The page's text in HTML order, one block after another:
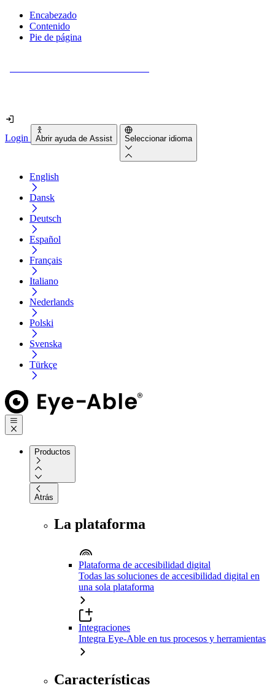
Encabezado
Contenido
Pie de página
Login Abrir ayuda de Assist Seleccionar idioma
English
Dansk
Deutsch
Español
Français
Italiano
Nederlands
Polski
Svenska
Türkçe
Productos
Atrás
La plataforma
Plataforma de accesibilidad digital
Todas las soluciones de accesibilidad digital en
una sola plataforma
Integraciones
Integra Eye-Able en tus procesos y herramientas
Características